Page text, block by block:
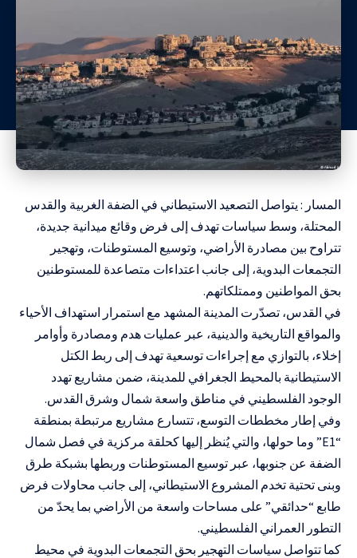
المسار : يتواصل التصعيد الاستيطاني في الضفة الغربية والقدس
المحتلة، وسط سياسات تهدف إلى فرض وقائع ميدانية جديدة،
تتراوح بين مصادرة الأراضي، وتوسيع المستوطنات، وتهجير
التجمعات البدوية، إلى جانب اعتداءات متصاعدة للمستوطنين
بحق المواطنين وممتلكاتهم.
في القدس، تصدّرت المدينة المشهد مع استمرار استهداف الأحياء
والمواقع التاريخية والدينية، عبر عمليات هدم ومصادرة وأوامر
إخلاء، بالتوازي مع إجراءات توسعية تهدف إلى ربط الكتل
الاستيطانية بالمحيط الجغرافي للمدينة، ضمن مشاريع تهدد
الوجود الفلسطيني في مناطق واسعة شمال وشرق القدس.
وفي إطار مخططات التوسع، تتسارع مشاريع مرتبطة بمنطقة
“E1” وما حولها، والتي يُنظر إليها كحلقة مركزية في فصل شمال
الضفة عن جنوبها، عبر توسيع المستوطنات وربطها بشبكة طرق
وبنى تحتية تخدم المشروع الاستيطاني، إلى جانب محاولات فرض
طابع “حدائقي” على مساحات واسعة من الأراضي بما يحدّ من
التطور العمراني الفلسطيني.
كما تتواصل سياسات التهجير بحق التجمعات البدوية في محيط